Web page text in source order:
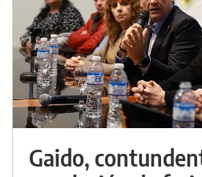
Gaido,